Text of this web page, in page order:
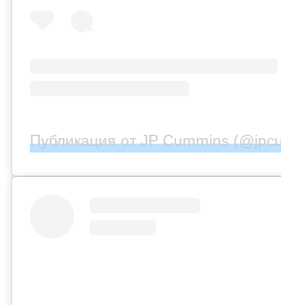
Публикация от JP Cummins